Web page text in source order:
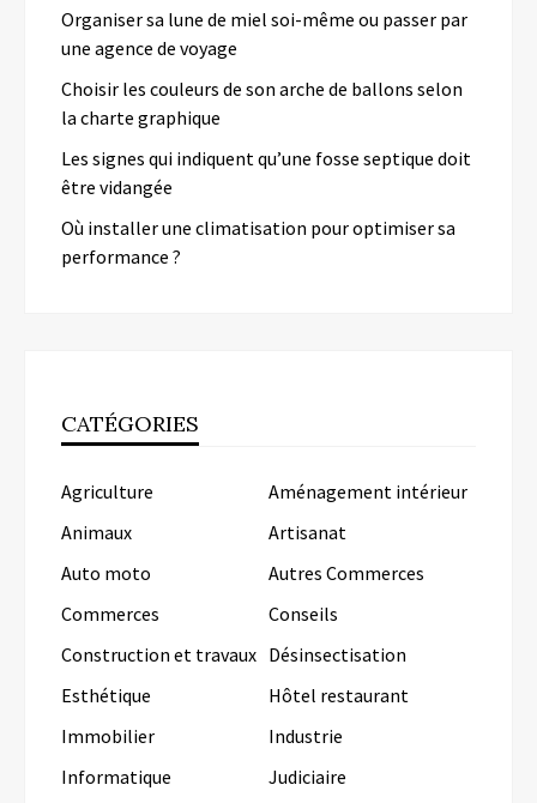
Organiser sa lune de miel soi-même ou passer par
une agence de voyage
Choisir les couleurs de son arche de ballons selon
la charte graphique
Les signes qui indiquent qu’une fosse septique doit
être vidangée
Où installer une climatisation pour optimiser sa
performance ?
CATÉGORIES
Agriculture
Aménagement intérieur
Animaux
Artisanat
Auto moto
Autres Commerces
Commerces
Conseils
Construction et travaux Désinsectisation
Esthétique
Hôtel restaurant
Immobilier
Industrie
Informatique
Judiciaire